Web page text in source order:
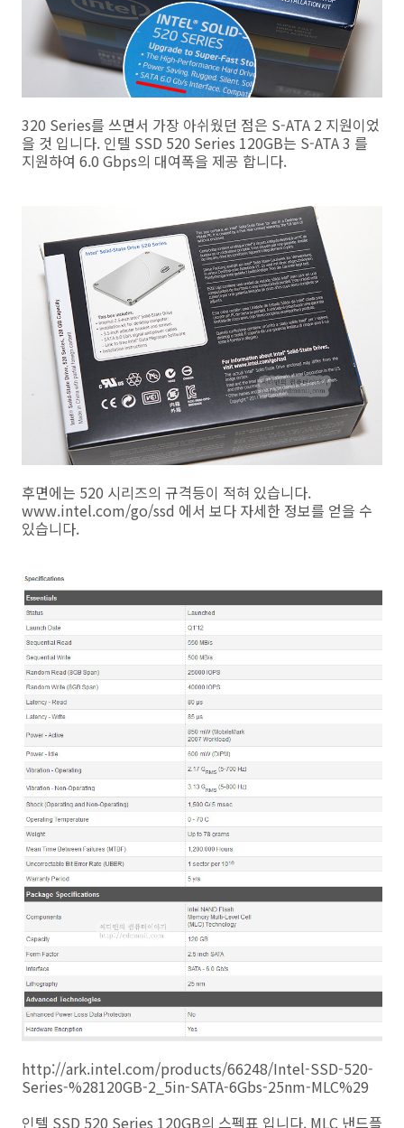
320 Series를 쓰면서 가장 아쉬웠던 점은 S-ATA 2 지원이었
을 것 입니다. 인텔 SSD 520 Series 120GB는 S-ATA 3 를
지원하여 6.0 Gbps의 대여폭을 제공 합니다.
후면에는 520 시리즈의 규격등이 적혀 있습니다.
www.intel.com/go/ssd 에서 보다 자세한 정보를 얻을 수
있습니다.
http://ark.intel.com/products/66248/Intel-SSD-520-
Series-%28120GB-2_5in-SATA-6Gbs-25nm-MLC%29
인텔 SSD 520 Series 120GB의 스펙표 입니다. MLC 낸드플